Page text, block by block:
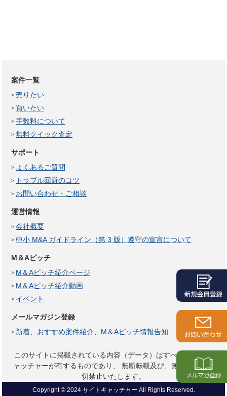
案件一覧
売りたい
買いたい
手数料について
無料クイック査定
サポート
よくあるご質問
トラブル回避のコツ
お問い合わせ・ご相談
運営情報
会社概要
中小 M&A ガイドライン（第 3 版）遵守の宣言について
M＆Aピッチ
M＆Aピッチ紹介ページ
M＆Aピッチ紹介動画
イベント
メールマガジン登録
新着、おすすめ案件紹介、M＆Aピッチ情報告知
このサイトに掲載されている内容（データ）はすべてサイトキ
ャッチャーが有するものであり、
無断転載及び、無断複製は一
切禁止いたします。
Copyright © 2024 サイトキャッチャー All Rights Reserved.